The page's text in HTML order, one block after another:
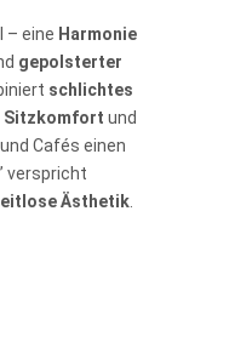
– eine Harmonie
gepolsterter
schlichtes
Sitzkomfort und
Cafés einen
verspricht
Ästhetik.